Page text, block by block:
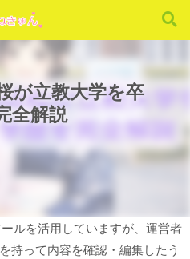
が立教大学を卒
全解説
ルを活用していますが、運営者
持って内容を確認・編集したう